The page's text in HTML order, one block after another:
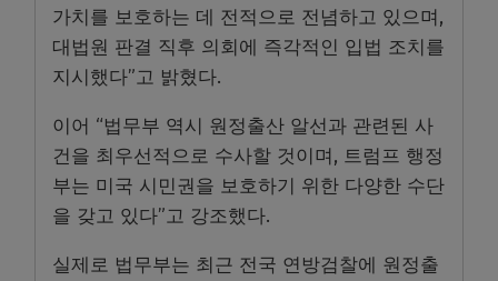
가치를 보호하는 데 전적으로 전념하고 있으며,
대법원 판결 직후 의회에 즉각적인 입법 조치를
지시했다”고 밝혔다.
이어 “법무부 역시 원정출산 알선과 관련된 사
건을 최우선적으로 수사할 것이며, 트럼프 행정
부는 미국 시민권을 보호하기 위한 다양한 수단
을 갖고 있다”고 강조했다.
실제로 법무부는 최근 전국 연방검찰에 원정출